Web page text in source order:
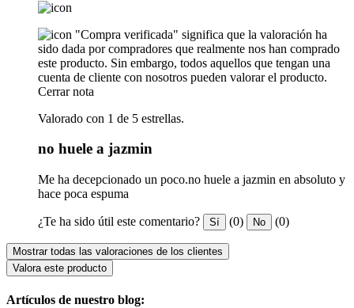
"Compra verificada" significa que la valoración ha
sido dada por compradores que realmente nos han comprado
este producto. Sin embargo, todos aquellos que tengan una
cuenta de cliente con nosotros pueden valorar el producto.
Cerrar nota
Valorado con 1 de 5 estrellas.
no huele a jazmin
Me ha decepcionado un poco.no huele a jazmin en absoluto y
hace poca espuma
¿Te ha sido útil este comentario? Sí (0) No (0)
Mostrar todas las valoraciones de los clientes
Valora este producto
Artículos de nuestro blog: